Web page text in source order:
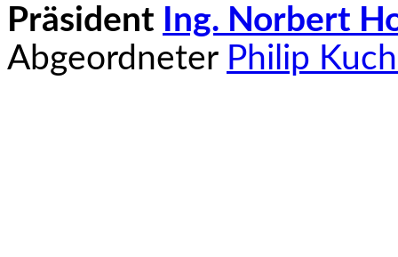
Präsident
Ing. Norbert
Abgeordneter Philip